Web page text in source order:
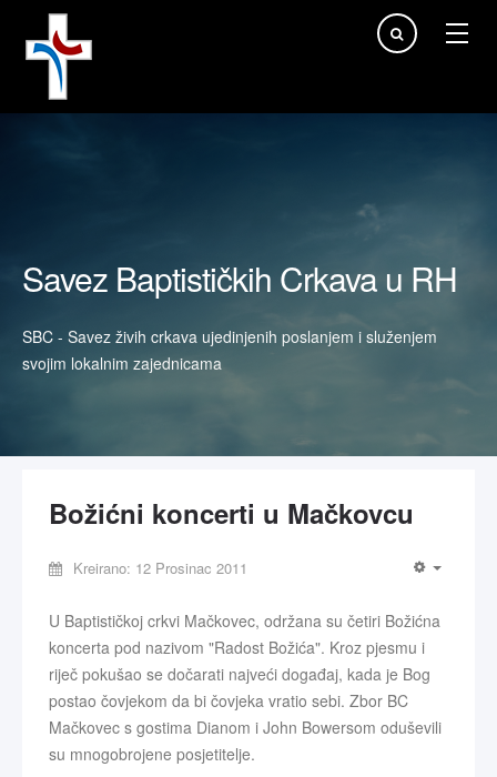
Traži...
Savez Baptističkih Crkava u RH
SBC - Savez živih crkava ujedinjenih poslanjem i služenjem
svojim lokalnim zajednicama
Božićni koncerti u Mačkovcu
Kreirano: 12 Prosinac 2011
U Baptističkoj crkvi Mačkovec, održana su četiri Božićna
koncerta pod nazivom "Radost Božića". Kroz pjesmu i
riječ pokušao se dočarati najveći događaj, kada je Bog
postao čovjekom da bi čovjeka vratio sebi. Zbor BC
Mačkovec s gostima Dianom i John Bowersom oduševili
su mnogobrojene posjetitelje.